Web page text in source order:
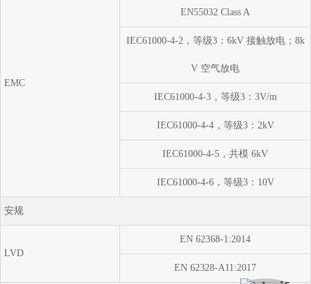
EMC
EN55032 Class A
IEC61000-4-2，等级3：6kV 接触放电；8k
V 空气放电
IEC61000-4-3，等级3：3V/m
IEC61000-4-4，等级3：2kV
IEC61000-4-5，共模 6kV
IEC61000-4-6，等级3：10V
安规
LVD
EN 62368-1:2014
EN 62328-A11:2017